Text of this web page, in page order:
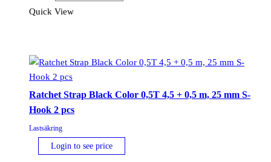
(10m
mängd
Quick View
Ratchet Strap Black Color 0,5T 4,5 + 0,5 m, 25 mm S-
Hook 2 pcs
Lastsäkring
Login to see price